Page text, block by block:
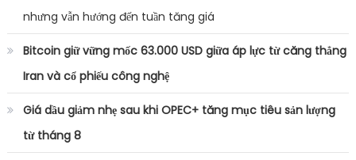
nhưng vẫn hướng đến tuần tăng giá
Bitcoin giữ vững mốc 63.000 USD giữa áp lực từ căng thẳng
Iran và cổ phiếu công nghệ
Giá dầu giảm nhẹ sau khi OPEC+ tăng mục tiêu sản lượng
từ tháng 8